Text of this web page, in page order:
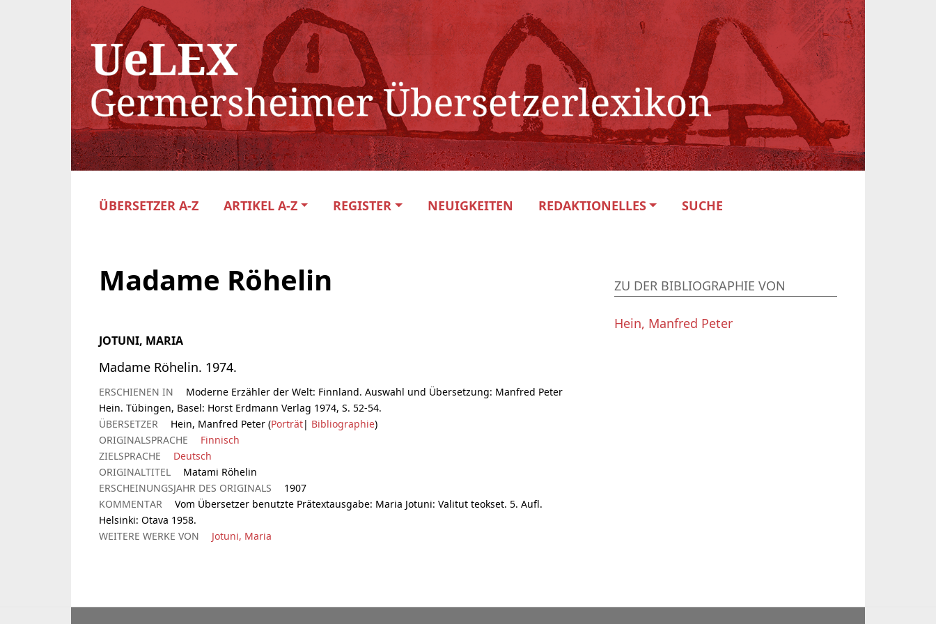
ÜBERSETZER A-Z ARTIKEL A-Z REGISTER NEUIGKEITEN REDAKTIONELLES SUCHE
Madame Röhelin
JOTUNI, MARIA
Madame Röhelin. 1974.
ERSCHIENEN IN
Moderne Erzähler der Welt: Finnland. Auswahl und Übersetzung: Manfred Peter
Hein. Tübingen, Basel: Horst Erdmann Verlag 1974, S. 52-54.
ÜBERSETZER
Hein, Manfred Peter (Porträt| Bibliographie)
ORIGINALSPRACHE
Finnisch
ZIELSPRACHE
Deutsch
ORIGINALTITEL
Matami Röhelin
ERSCHEINUNGSJAHR DES ORIGINALS
1907
KOMMENTAR
Vom Übersetzer benutzte Prätextausgabe: Maria Jotuni: Valitut teokset. 5. Aufl.
Helsinki: Otava 1958.
WEITERE WERKE VON
Jotuni, Maria
ZU DER BIBLIOGRAPHIE VON
Hein, Manfred Peter